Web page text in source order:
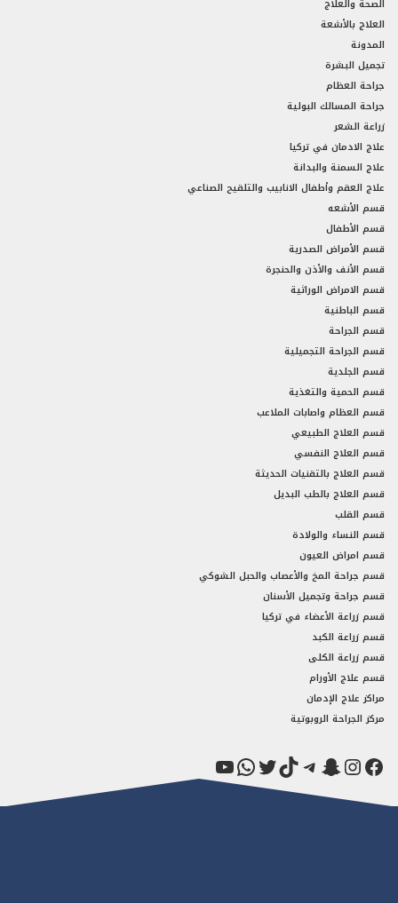
الصحة والعلاج
العلاج بالأشعة
المدونة
تجميل البشرة
جراحة العظام
جراحة المسالك البولية
زراعة الشعر
علاج الادمان في تركيا
علاج السمنة والبدانة
علاج العقم وأطفال الانابيب والتلقيح الصناعي
قسم الأشعه
قسم الأطفال
قسم الأمراض الصدرية
قسم الأنف والأذن والحنجرة
قسم الامراض الوراثية
قسم الباطنية
قسم الجراحة
قسم الجراحة التجميلية
قسم الجلدية
قسم الحمية والتغذية
قسم العظام واصابات الملاعب
قسم العلاج الطبيعي
قسم العلاج النفسي
قسم العلاج بالتقنيات الحديثة
قسم العلاج بالطب البديل
قسم القلب
قسم النساء والولادة
قسم امراض العيون
قسم جراحة المخ والأعصاب والحبل الشوكي
قسم جراحة وتجميل الأسنان
قسم زراعة الأعضاء في تركيا
قسم زراعة الكبد
قسم زراعة الكلى
قسم علاج الأورام
مراكز علاج الإدمان
مركز الجراحة الروبوتية
فيسبوك
إنستجرام
سناب شاتتيليجرام
تيك توكتويترواتساب
يوتيوب